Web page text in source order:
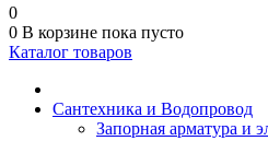
0
0 В корзине пока пусто
Каталог товаров
Сантехника и Водопровод
Запорная арматура и